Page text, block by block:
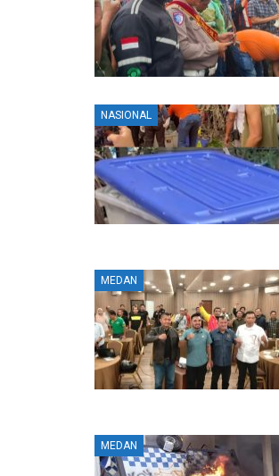
NASIONAL
MEDAN
MEDAN